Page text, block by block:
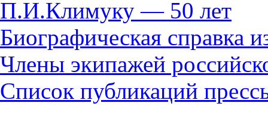
П.И.Климуку — 50 лет
Биографическая справка
Члены экипажей
Список публикаций